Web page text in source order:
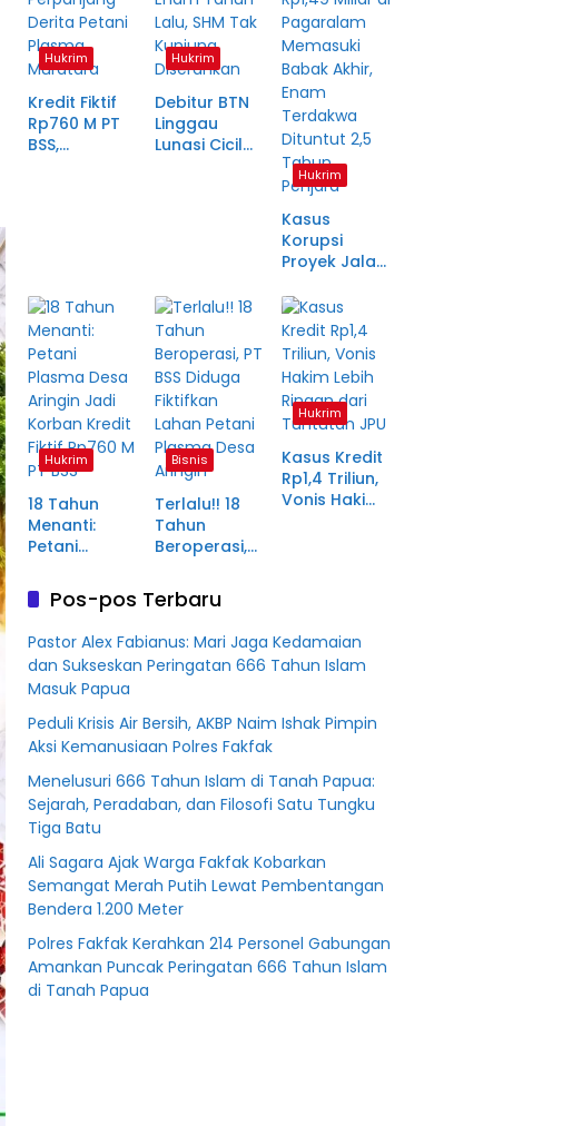
Hukrim
Kredit Fiktif
Rp760 M PT
BSS,
Hukrim
Debitur BTN
Linggau
Lunasi Cicilan
Hukrim
Kasus
Korupsi
Proyek Jalan
di
Pagaralam
Memasuki
Babak Akhir,
Enam
Terdakwa
Dituntut 2,5
Tahun
Penjara
Hukrim
18 Tahun
Menanti:
Petani
Aringin Jadi
Korban
Kredit Fiktif
Rp760 M PT
BSS
Bisnis
Terlalu!! 18
Tahun
Beroperasi,
Diduga
Fiktifkan
Lahan Petani
Plasma Desa
Aringin
Hukrim
Kasus Kredit
Rp1,4 Triliun,
Vonis Hakim
Pos-pos Terbaru
Pastor Alex Fabianus: Mari Jaga Kedamaian
dan Sukseskan Peringatan 666 Tahun Islam
Masuk Papua
Peduli Krisis Air Bersih, AKBP Naim Ishak Pimpin
Aksi Kemanusiaan Polres Fakfak
Menelusuri 666 Tahun Islam di Tanah Papua:
Sejarah, Peradaban, dan Filosofi Satu Tungku
Tiga Batu
Ali Sagara Ajak Warga Fakfak Kobarkan
Semangat Merah Putih Lewat Pembentangan
Bendera 1.200 Meter
Polres Fakfak Kerahkan 214 Personel Gabungan
Amankan Puncak Peringatan 666 Tahun Islam
di Tanah Papua